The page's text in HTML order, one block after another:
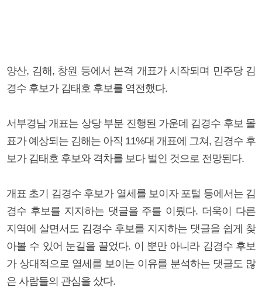
양산, 김해, 창원 등에서 본격 개표가 시작되며 민주당 김
경수 후보가 김태호 후보를 역전했다.
서부경남 개표는 상당 부분 진행된 가운데 김경수 후보 몰
표가 예상되는 김해는 아직 11%대 개표에 그쳐, 김경수 후
보가 김태호 후보와 격차를 보다 벌인 것으로 전망된다.
개표 초기 김경수 후보가 열세를 보이자 포털 등에서는 김
경수 후보를 지지하는 댓글을 주를 이뤘다. 더욱이 다른
지역에 살면서도 김경수 후보를 지지하는 댓글을 쉽게 찾
아볼 수 있어 눈길을 끌었다. 이 뿐만 아니라 김경수 후보
가 상대적으로 열세를 보이는 이유를 분석하는 댓글도 많
은 사람들의 관심을 샀다.